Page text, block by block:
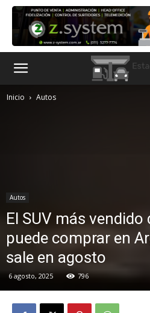
Inicio Autos
Autos
El SUV más
puede comprar en
sale en agosto
6 agosto, 2025 796